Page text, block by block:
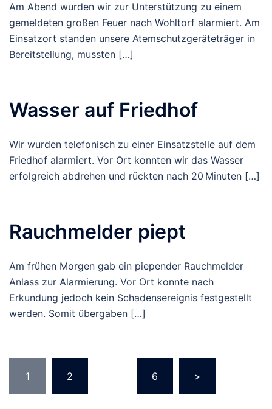
Am Abend wurden wir zur Unterstützung zu einem
gemeldeten großen Feuer nach Wohltorf alarmiert. Am
Einsatzort standen unsere Atemschutzgeräteträger in
Bereitstellung, mussten […]
Wasser auf Friedhof
Wir wurden telefonisch zu einer Einsatzstelle auf dem
Friedhof alarmiert. Vor Ort konnten wir das Wasser
erfolgreich abdrehen und rückten nach 20 Minuten […]
Rauchmelder piept
Am frühen Morgen gab ein piepender Rauchmelder
Anlass zur Alarmierung. Vor Ort konnte nach
Erkundung jedoch kein Schadensereignis festgestellt
werden. Somit übergaben […]
der
Beiträge
1 2 6 >